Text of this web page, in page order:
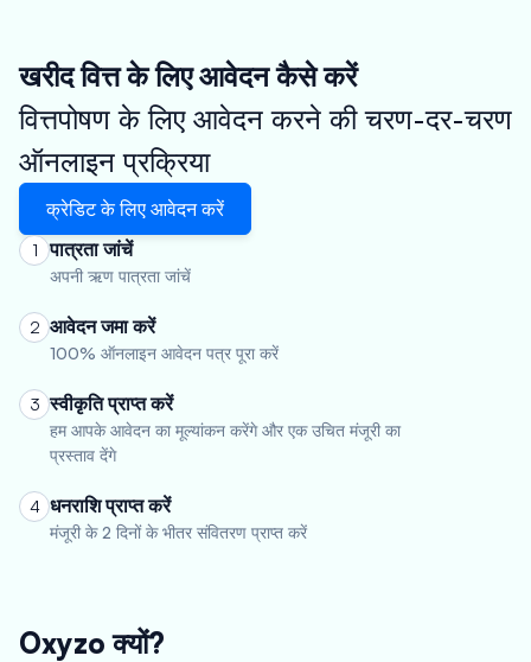
खरीद वित्त के लिए आवेदन कैसे करें
वित्तपोषण के लिए आवेदन करने की चरण-दर-चरण
ऑनलाइन प्रक्रिया
क्रेडिट के लिए आवेदन करें
1 पात्रता जांचें
अपनी ऋण पात्रता जांचें
2 आवेदन जमा करें
100% ऑनलाइन आवेदन पत्र पूरा करें
3 स्वीकृति प्राप्त करें
हम आपके आवेदन का मूल्यांकन करेंगे और एक उचित मंजूरी का
प्रस्ताव देंगे
4 धनराशि प्राप्त करें
मंजूरी के 2 दिनों के भीतर संवितरण प्राप्त करें
Oxyzo क्यों?